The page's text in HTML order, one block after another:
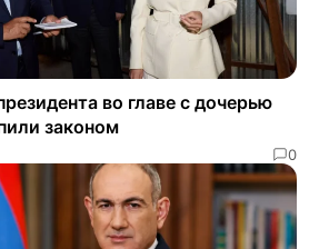
во главе с дочерью
законом
0